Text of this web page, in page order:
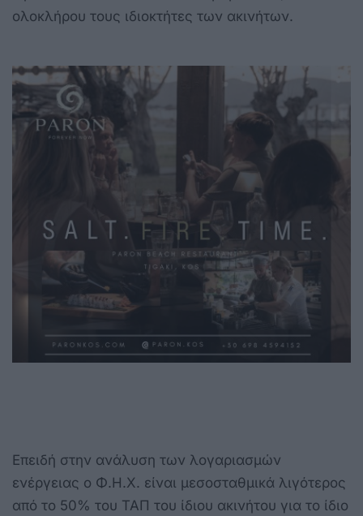
ολοκλήρου τους ιδιοκτήτες των ακινήτων.
Επειδή στην ανάλυση των λογαριασμών
ενέργειας ο Φ.Η.Χ. είναι μεσοσταθμικά λιγότερος
από το 50% του ΤΑΠ του ίδιου ακινήτου για το ίδιο